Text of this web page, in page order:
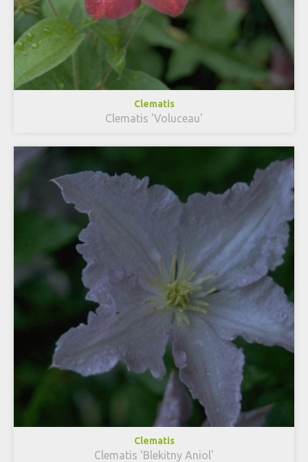
Clematis
Clematis 'Voluceau'
Clematis
Clematis 'Blekitny Aniol'